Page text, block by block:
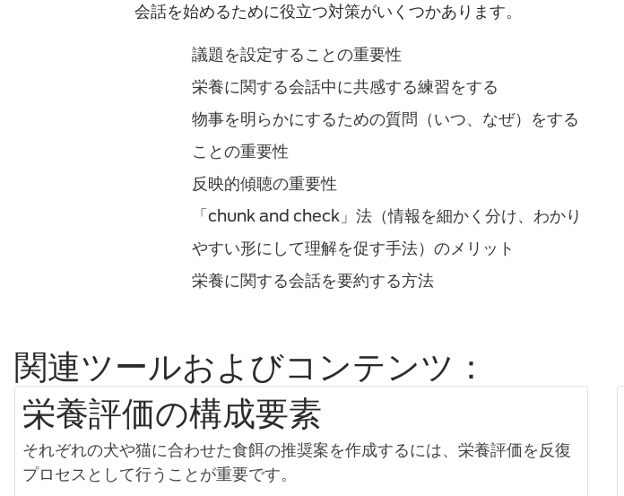
会話を始めるために役立つ対策がいくつかあります。
議題を設定することの重要性
栄養に関する会話中に共感する練習をする
物事を明らかにするための質問（いつ、なぜ）をする
ことの重要性
反映的傾聴の重要性
「chunk and check」法（情報を細かく分け、わかり
やすい形にして理解を促す手法）のメリット
栄養に関する会話を要約する方法
関連ツールおよびコンテンツ：
栄養評価の構成要素
それぞれの犬や猫に合わせた食餌の推奨案を作成するには、栄養評価を反復
プロセスとして行うことが重要です。